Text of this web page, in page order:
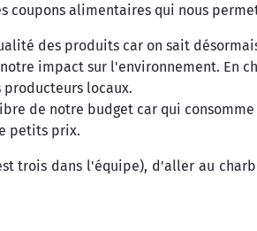
coupons alimentaires qui nous
des produits car on sait
impact sur l'environnement. En
locaux.
de notre budget car qui
petits prix.
trois dans l'équipe), d'aller au